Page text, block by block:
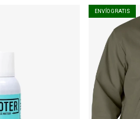
ENVÍO GRATIS